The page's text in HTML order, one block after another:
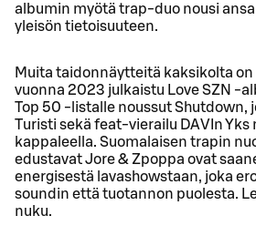
albumin myötä trap-duo nousi
yleisön tietoisuuteen.
Muita taidonnäytteitä kaksikolta on
vuonna 2023 julkaistu Love SZN -
Top 50 -listalle noussut Shutdown,
Turisti sekä feat-vierailu DAVIn Yks
kappaleella. Suomalaisen trapin
edustavat Jore & Zpoppa ovat
energisestä lavashowstaan, joka
soundin että tuotannon puolesta.
nuku.